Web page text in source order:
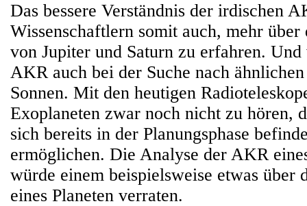
Das bessere Verständnis der irdischen
Wissenschaftlern somit auch, mehr über
von Jupiter und Saturn zu erfahren.
AKR auch bei der Suche nach
Sonnen. Mit den heutigen
Exoplaneten zwar noch nicht zu hören,
sich bereits in der Planungsphase
ermöglichen. Die Analyse der AKR
würde einem beispielsweise etwas über
eines Planeten verraten.